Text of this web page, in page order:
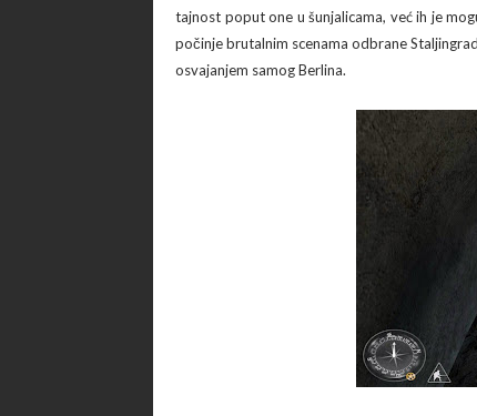
tajnost poput one u šunjalicama, već ih je
počinje brutalnim scenama odbrane
osvajanjem samog Berlina.